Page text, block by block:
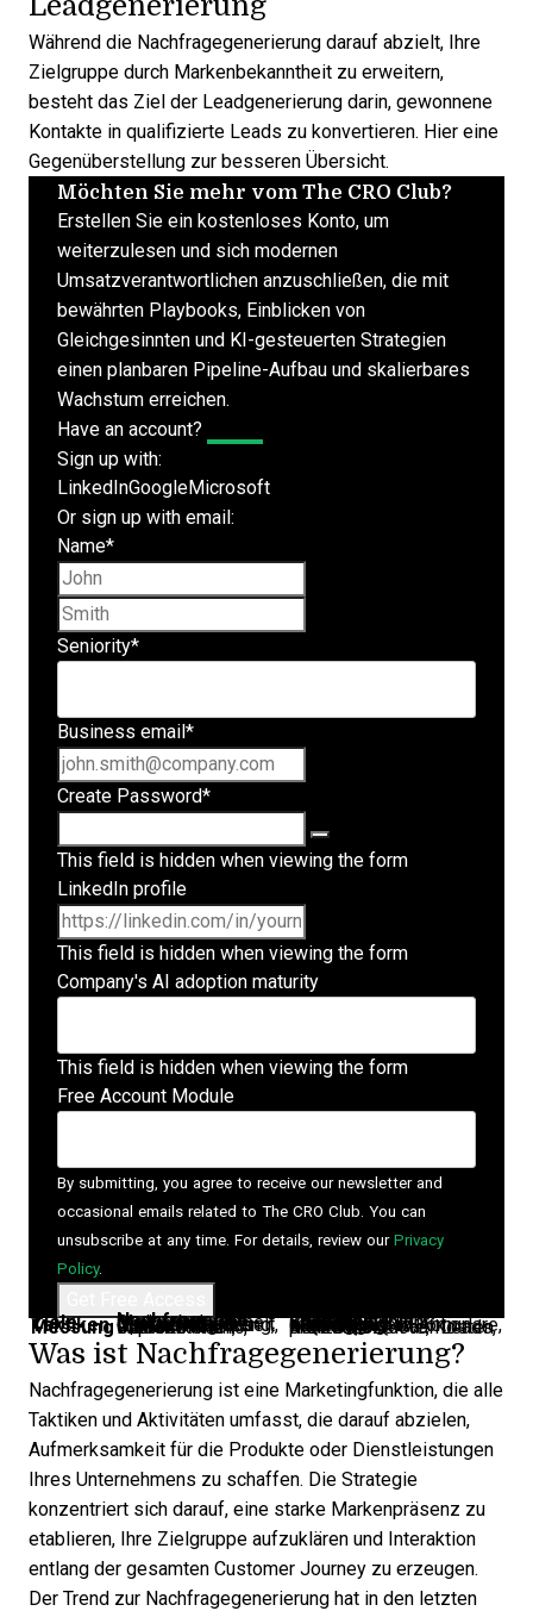
Während die Nachfragegenerierung darauf abzielt, Ihre
Zielgruppe durch Markenbekanntheit zu erweitern,
besteht das Ziel der Leadgenerierung darin, gewonnene
Kontakte in qualifizierte Leads zu konvertieren. Hier eine
Gegenüberstellung zur besseren Übersicht.
Möchten Sie mehr vom The CRO Club?
Erstellen Sie ein kostenloses Konto, um
weiterzulesen und sich modernen
Umsatzverantwortlichen anzuschließen, die mit
bewährten Playbooks, Einblicken von
Gleichgesinnten und KI-gesteuerten Strategien
einen planbaren Pipeline-Aufbau und skalierbares
Wachstum erreichen.
Have an account?
Sign up with:
LinkedInGoogleMicrosoft
Or sign up with email:
Name*
Seniority*
Business email *
Create Password*
This field is hidden when viewing the form
LinkedIn profile
This field is hidden when viewing the form
Company's AI adoption maturity
This field is hidden when viewing the form
Free Account Module
By submitting, you agree to receive our newsletter and
occasional emails related to The CRO Club. You can
unsubscribe at any time. For details, review our Privacy
Policy.
Nachfragegen. Leadgen.
Ziele Steigerung der Markenbekanntheit Erfassung von Kontaktdaten zur Generierung von Verkäufen
Taktiken Markenbekanntheit, Content-Marketing, Optimierung des MarTech-Stacks Leadmagneten, Landingpages/Formulare, starke Calls-to-Action erstellen
MessungImpressionen, Website-Traffic, Content-Performance Reaktionszeit auf Leads, MQL:SQL-Quote, Kosten pro Lead
Was ist Nachfragegenerierung?
Nachfragegenerierung ist eine Marketingfunktion, die alle
Taktiken und Aktivitäten umfasst, die darauf abzielen,
Aufmerksamkeit für die Produkte oder Dienstleistungen
Ihres Unternehmens zu schaffen. Die Strategie
konzentriert sich darauf, eine starke Markenpräsenz zu
etablieren, Ihre Zielgruppe aufzuklären und Interaktion
entlang der gesamten Customer Journey zu erzeugen.
Der Trend zur Nachfragegenerierung hat in den letzten